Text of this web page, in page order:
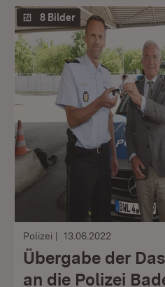
8 Bilder
Polizei 13.06.2022
Übergabe der
an die Polizei